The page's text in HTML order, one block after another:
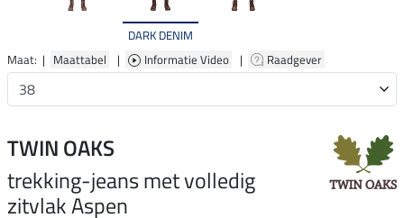
DARK DENIM
Maat: | Maattabel | Informatie Video | Raadgever
TWIN OAKS
trekking-jeans met volledig
zitvlak Aspen